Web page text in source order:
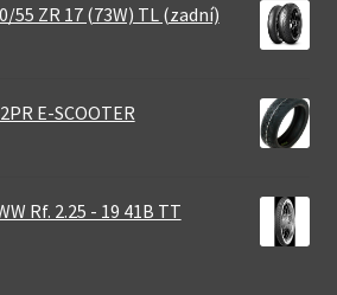
55 ZR 17 (73W) TL (zadní)
E-SCOOTER
Rf. 2.25 - 19 41B TT